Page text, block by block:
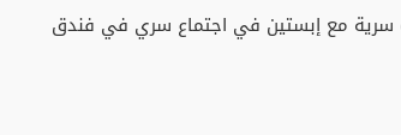
سرية مع إبستين في اجتماع سري في فندق